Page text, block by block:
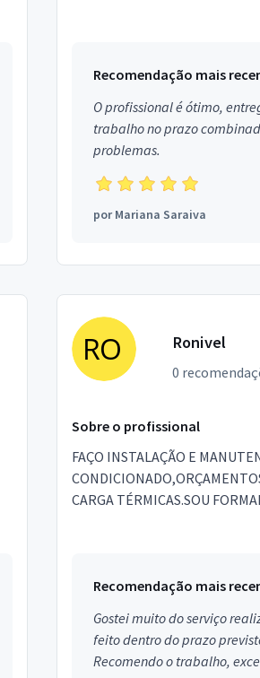
Recomendação mais
O profissional é ótimo,
trabalho no prazo
problemas.
porMariana Saraiva
Ronivel
0
Sobre o profissional
FAÇO INSTALAÇÃO E
CARGA TÉRMICAS.SOU
Recomendação mais
Gostei muito do serviço
feito dentro do prazo
Recomendo o trabalho,